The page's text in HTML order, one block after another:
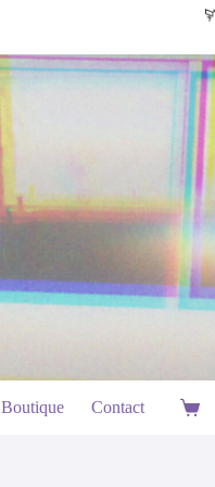
Boutique Contact
Panier